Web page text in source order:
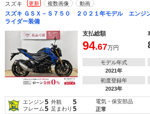
スズキ 更新 複数画像 動画
スズキ ＧＳＸ－Ｓ７５０ ２０２１年モデル エンジ
ライダー装備
支払総額
94.67万円
モデル年式
2021年
初度登録年
2023年
エンジン5 外観 5
フレーム5 足まわり 5
電気・保安部品
正常